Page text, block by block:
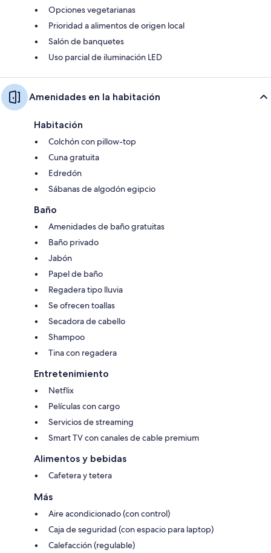
Opciones vegetarianas
Prioridad a alimentos de origen local
Salón de banquetes
Uso parcial de iluminación LED
Amenidades en la habitación
Habitación
Colchón con pillow-top
Cuna gratuita
Edredón
Sábanas de algodón egipcio
Baño
Amenidades de baño gratuitas
Baño privado
Jabón
Papel de baño
Regadera tipo lluvia
Se ofrecen toallas
Secadora de cabello
Shampoo
Tina con regadera
Entretenimiento
Netflix
Películas con cargo
Servicios de streaming
Smart TV con canales de cable premium
Alimentos y bebidas
Cafetera y tetera
Más
Aire acondicionado (con control)
Caja de seguridad (con espacio para laptop)
Calefacción (regulable)